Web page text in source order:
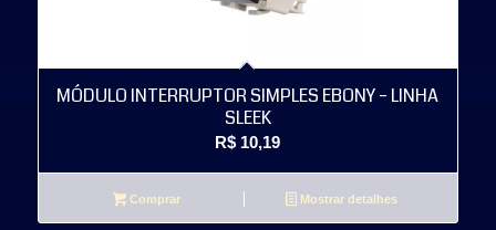
MÓDULO INTERRUPTOR SIMPLES EBONY – LINHA
SLEEK
R$ 10,19
Comprar Mostrar detalhes